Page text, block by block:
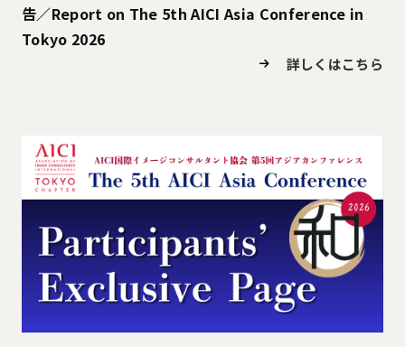
告／Report on The 5th AICI Asia Conference in
Tokyo 2026
詳しくはこちら